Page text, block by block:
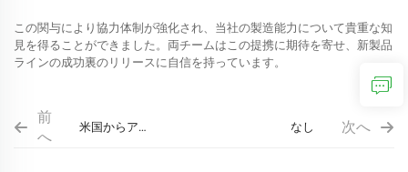
この関与により協力体制が強化され、当社の製造能力について貴重な知
見を得ることができました。両チームはこの提携に期待を寄せ、新製品
ラインの成功裏のリリースに自信を持っています。
前
へ
米国からアー
次へ
なし